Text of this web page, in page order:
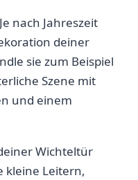
nach ‍Jahreszeit⁢
‌deiner
⁢sie zum Beispiel
Szene mit
und einem
​Wichteltür
kleine Leitern,